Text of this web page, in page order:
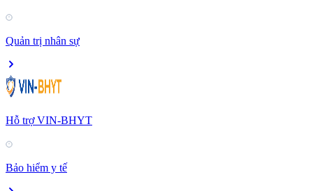
Quản trị nhân sự
Hỗ trợ VIN-BHYT
Bảo hiểm y tế